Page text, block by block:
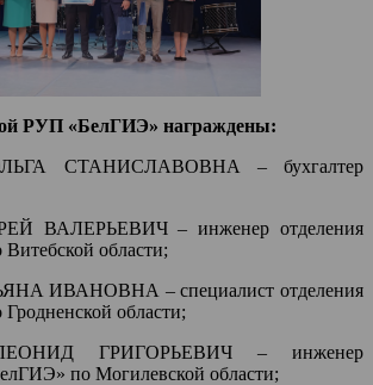
РУП «БелГИЭ» награждены:
СТАНИСЛАВОВНА – бухгалтер
ВАЛЕРЬЕВИЧ – инженер отделения
области;
ИВАНОВНА – специалист отделения
области;
ГРИГОРЬЕВИЧ – инженер
по Могилевской области;